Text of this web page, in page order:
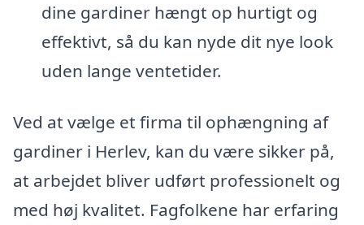
dine gardiner hængt op hurtigt og
effektivt, så du kan nyde dit nye look
uden lange ventetider.
Ved at vælge et firma til ophængning af
gardiner i Herlev, kan du være sikker på,
at arbejdet bliver udført professionelt og
med høj kvalitet. Fagfolkene har erfaring